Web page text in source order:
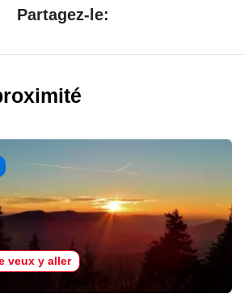
Partagez-le:
veux y aller